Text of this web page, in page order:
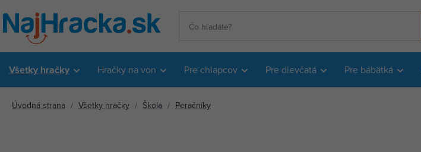
Všetky hračky Hračky na von Pre chlapcov Pre dievčatá Pre bábätká
Úvodná strana Všetky hračky Škola Peračníky